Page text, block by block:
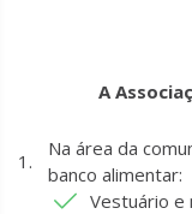
A
Na área da
banco alimentar:
Vestuário e